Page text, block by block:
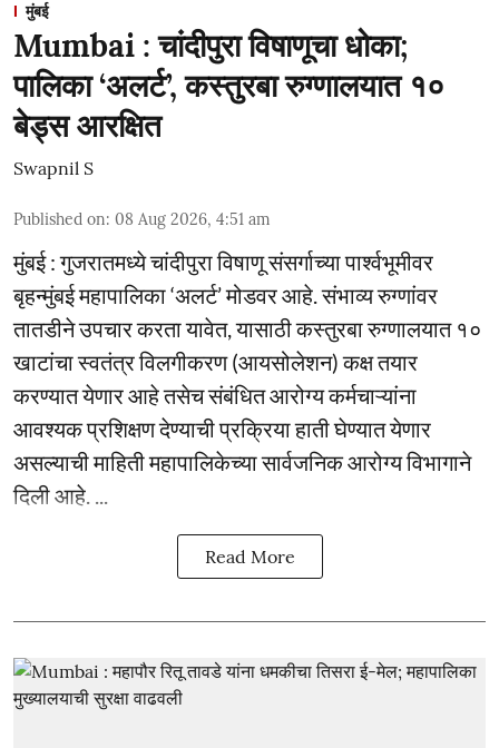
मुंबई
Mumbai : चांदीपुरा विषाणूचा धोका;
पालिका ‘अलर्ट’, कस्तुरबा रुग्णालयात १०
बेड्स आरक्षित
Swapnil S
Published on: 08 Aug 2026, 4:51 am
मुंबई : गुजरातमध्ये चांदीपुरा विषाणू संसर्गाच्या पार्श्वभूमीवर
बृहन्मुंबई महापालिका ‘अलर्ट’ मोडवर आहे. संभाव्य रुग्णांवर
तातडीने उपचार करता यावेत, यासाठी कस्तुरबा रुग्णालयात १०
खाटांचा स्वतंत्र विलगीकरण (आयसोलेशन) कक्ष तयार
करण्यात येणार आहे तसेच संबंधित आरोग्य कर्मचाऱ्यांना
आवश्यक प्रशिक्षण देण्याची प्रक्रिया हाती घेण्यात येणार
असल्याची माहिती महापालिकेच्या सार्वजनिक आरोग्य विभागाने
दिली आहे. ...
Read More